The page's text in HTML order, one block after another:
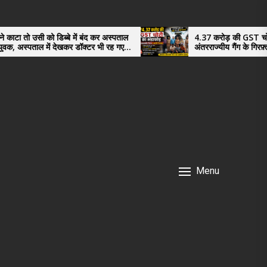
में बंद कर अस्पताल
डॉक्टर भी रह गए
4.37 करोड़ की GST चोरी का भंडाफोड़,
अंतरराज्यीय गैंग के गिरफ़्तार तीनो आरोपी
नगर के, साइबर ठगी छोड़ अपनाया नया तरी
Menu